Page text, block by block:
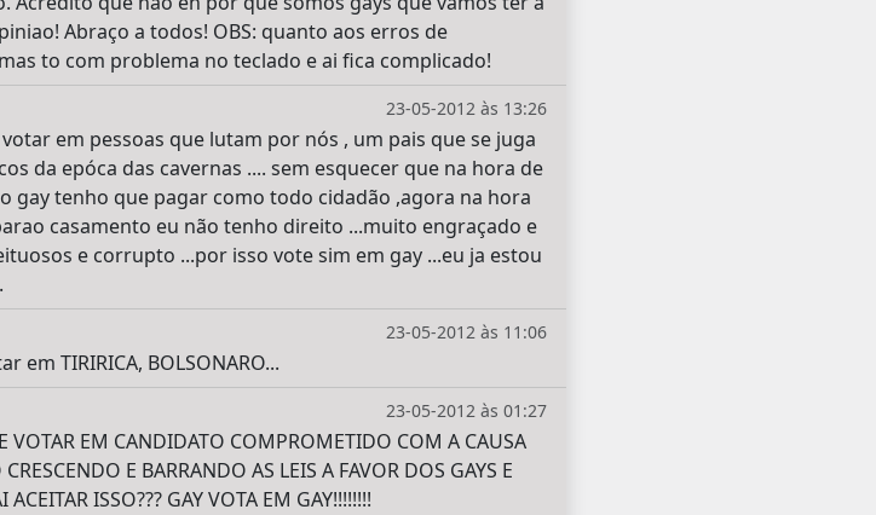
Abraço a todos! OBS: quanto aos erros de
to com problema no teclado e ai fica complicado!
23-05-2012 às 13:26
em pessoas que lutam por nós , um pais que se juga
da epóca das cavernas .... sem esquecer que na hora de
gay tenho que pagar como todo cidadão ,agora na hora
casamento eu não tenho direito ...muito engraçado e
e corrupto ...por isso vote sim em gay ...eu ja estou
23-05-2012 às 11:06
TIRIRICA, BOLSONARO...
23-05-2012 às 01:27
EM CANDIDATO COMPROMETIDO COM A CAUSA
E BARRANDO AS LEIS A FAVOR DOS GAYS E
ISSO??? GAY VOTA EM GAY!!!!!!!!